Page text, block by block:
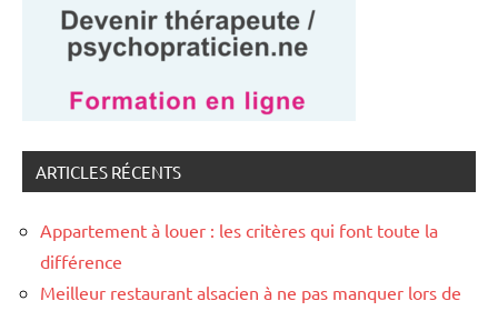
ARTICLES RÉCENTS
Appartement à louer : les critères qui font toute la
différence
Meilleur restaurant alsacien à ne pas manquer lors de